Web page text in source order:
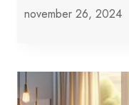
november 26, 2024